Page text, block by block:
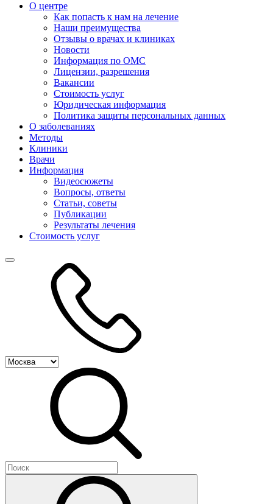
О центре
Как попасть к нам на лечение
Наши преимущества
Отзывы о врачах и клиниках
Новости
Информация по ОМС
Лицензии, разрешения
Вакансии
Стоимость услуг
Юридическая информация
Политика защиты персональных данных
О заболеваниях
Методы
Клиники
Врачи
Информация
Видеосюжеты
Вопросы, ответы
Статьи, советы
Публикации
Результаты лечения
Стоимость услуг